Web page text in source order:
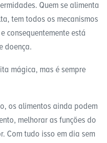
Quem se alimenta
tem todos os mecanismos
consequentemente está
doença.
mágica, mas é sempre
os alimentos ainda podem
melhorar as funções do
Com tudo isso em dia sem